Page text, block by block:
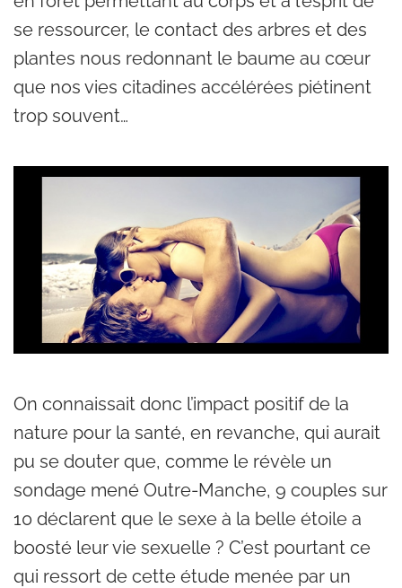
se ressourcer, le contact des arbres et des
plantes nous redonnant le baume au cœur
que nos vies citadines accélérées piétinent
trop souvent…
On connaissait donc l’impact positif de la
nature pour la santé, en revanche, qui aurait
pu se douter que, comme le révèle un
sondage mené Outre-Manche, 9 couples sur
10 déclarent que le sexe à la belle étoile a
boosté leur vie sexuelle ? C’est pourtant ce
qui ressort de cette étude menée par un